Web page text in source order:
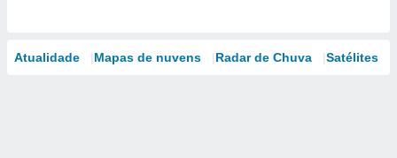
Atualidade Mapas de nuvens Radar de Chuva Satélites